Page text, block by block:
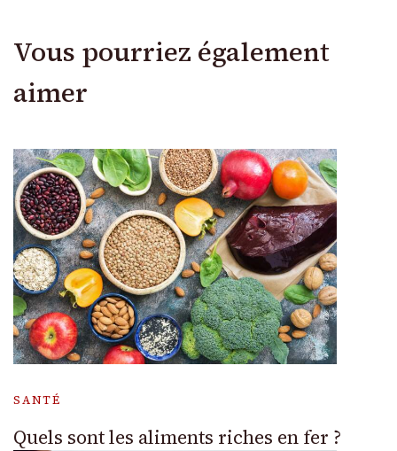
Vous pourriez également
aimer
SANTÉ
Quels sont les aliments riches en fer ?